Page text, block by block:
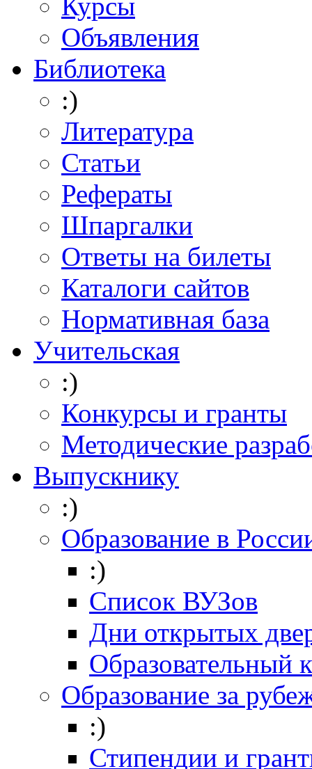
Объявления
Библиотека
:)
Литература
Статьи
Рефераты
Шпаргалки
Ответы на билеты
Каталоги сайтов
Нормативная база
Учительская
:)
Конкурсы и гранты
Методические
Выпускнику
:)
Образование в
:)
Список ВУЗов
Дни открытых
Образовательный
Образование за
:)
Стипендии и